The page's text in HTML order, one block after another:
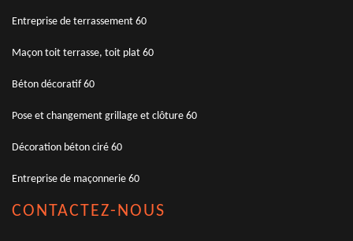
Entreprise de terrassement 60
Maçon toit terrasse, toit plat 60
Béton décoratif 60
Pose et changement grillage et clôture 60
Décoration béton ciré 60
Entreprise de maçonnerie 60
CONTACTEZ-NOUS